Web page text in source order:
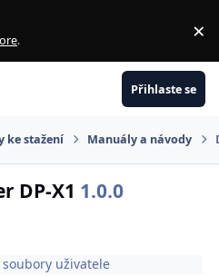
. ×
Přihlaste se
ke stažení Manuály a návody
DP-X1 1.0.0
uživatele